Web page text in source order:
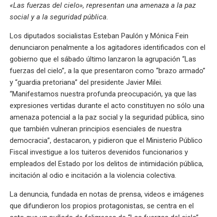
p
p
m o
k
Li
n
k
p
ar
tir
«Las fuerzas del cielo», representan una amenaza a la paz
social y a la seguridad pública.
Los diputados socialistas Esteban Paulón y Mónica Fein
denunciaron penalmente a los agitadores identificados con el
gobierno que el sábado último lanzaron la agrupación “Las
fuerzas del cielo”, a la que presentaron como “brazo armado”
y “guardia pretoriana” del presidente Javier Milei.
“Manifestamos nuestra profunda preocupación, ya que las
expresiones vertidas durante el acto constituyen no sólo una
amenaza potencial a la paz social y la seguridad pública, sino
que también vulneran principios esenciales de nuestra
democracia”, destacaron, y pidieron que el Ministerio Público
Fiscal investigue a los tuiteros devenidos funcionarios y
empleados del Estado por los delitos de intimidación pública,
incitación al odio e incitación a la violencia colectiva.
La denuncia, fundada en notas de prensa, videos e imágenes
que difundieron los propios protagonistas, se centra en el